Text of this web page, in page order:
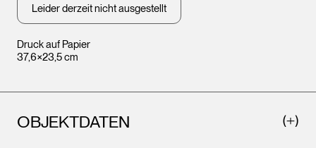
Druck auf Papier
37,6×23,5 cm
Leider derzeit nicht ausgestellt
OBJEKTDATEN